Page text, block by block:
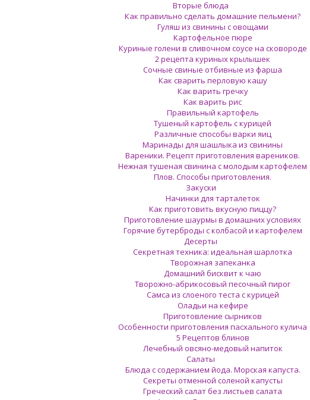
Вторые блюда
Как правильно сделать домашние пельмени?
Гуляш из свинины с овощами
Картофельное пюре
Куриные голени в сливочном соусе на сковороде
2 рецепта куриных крылышек
Сочные свиные отбивные из фарша
Как сварить перловую кашу
Как варить гречку
Как варить рис
Правильный картофель
Тушеный картофель с курицей
Различные способы варки яиц
Маринады для шашлыка из свинины
Вареники. Рецепт приготовления вареников.
Нежная тушеная свинина с молодым картофелем
Плов. Способы приготовления.
Закуски
Начинки для тарталеток
Как приготовить вкусную пиццу?
Приготовление шаурмы в домашних условиях
Горячие бутерброды с колбасой и картофелем
Десерты
Секретная техника: идеальная шарлотка
Творожная запеканка
Домашний бисквит к чаю
Творожно-абрикосовый песочный пирог
Самса из слоеного теста с курицей
Оладьи на кефире
Приготовление сырников
Особенности приготовления пасхального кулича
5 Рецептов блинов
Лечебный овсяно-медовый напиток
Салаты
Блюда с содержанием йода. Морская капуста.
Секреты отменной соленой капусты
Греческий салат без листьев салата